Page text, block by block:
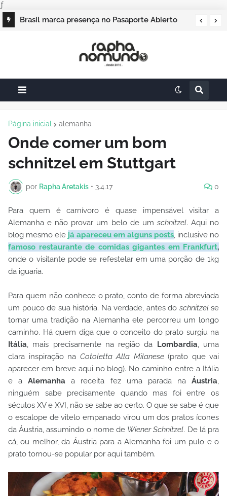
ƒ
Brasil marca presença no Pasaporte Abierto
Campos do Jordão vai sediar o Pasaporte
Página inicial alemanha
Onde comer um bom
schnitzel em Stuttgart
por Rapha Aretakis • 3.4.17 0
Para quem é carnívoro é quase impensável visitar a
Alemanha e não provar um belo de um schnitzel. Aqui no
blog mesmo ele já apareceu em alguns posts, inclusive no
famoso restaurante de comidas gigantes em Frankfurt,
onde o visitante pode se refestelar em uma porção de 1kg
da iguaria.
Para quem não conhece o prato, conto de forma abreviada
um pouco de sua história. Na verdade, antes do schnitzelse
tornar uma tradição na Alemanha ele percorreu um longo
caminho. Há quem diga que o conceito do prato surgiu na
Itália, mais precisamente na região da Lombardia, uma
clara inspiração na Cotoletta Alla Milanese(prato que vai
aparecer em breve aqui no blog). No caminho entre a Itália
e aAlemanha a receita fez uma parada naÁustria,
ninguém sabe precisamente quando mas foi entre os
séculos XV e XVI, não se sabe ao certo. O que se sabe é que
o escalope de vitelo empanado virou um dos pratos ícones
da Áustria, assumindo o nome de Wiener Schnitzel. De lá pra
cá, ou melhor, da Áustria para a Alemanha foi um pulo e o
prato tornou-se popular por aqui também.